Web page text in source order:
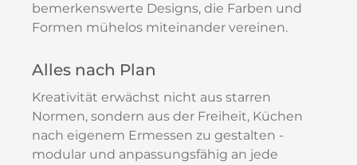
bemerkenswerte Designs, die Farben und
Formen mühelos miteinander vereinen.
Alles nach Plan
Kreativität erwächst nicht aus starren
Normen, sondern aus der Freiheit, Küchen
nach eigenem Ermessen zu gestalten -
modular und anpassungsfähig an jede